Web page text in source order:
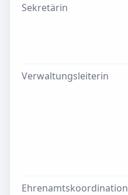
Sekretärin
Verwaltungsleiterin
Ehrenamtskoordination